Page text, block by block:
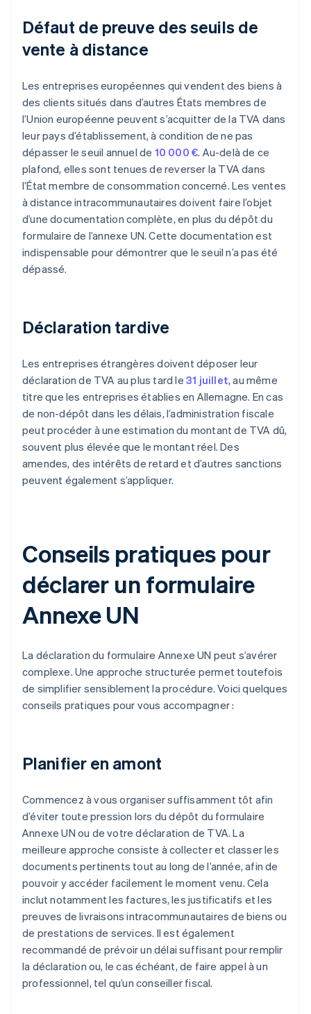
Défaut de preuve des seuils de
vente à distance
Les entreprises européennes qui vendent des biens à
des clients situés dans d’autres États membres de
l’Union européenne peuvent s’acquitter de la TVA dans
leur pays d’établissement, à condition de ne pas
dépasser le seuil annuel de 10 000 €. Au-delà de ce
plafond, elles sont tenues de reverser la TVA dans
l’État membre de consommation concerné. Les ventes
à distance intracommunautaires doivent faire l’objet
d’une documentation complète, en plus du dépôt du
formulaire de l’annexe UN. Cette documentation est
indispensable pour démontrer que le seuil n’a pas été
dépassé.
Déclaration tardive
Les entreprises étrangères doivent déposer leur
déclaration de TVA au plus tard le 31 juillet, au même
titre que les entreprises établies en Allemagne. En cas
de non-dépôt dans les délais, l’administration fiscale
peut procéder à une estimation du montant de TVA dû,
souvent plus élevée que le montant réel. Des
amendes, des intérêts de retard et d’autres sanctions
peuvent également s’appliquer.
Conseils pratiques pour
déclarer un formulaire
Annexe UN
La déclaration du formulaire Annexe UN peut s’avérer
complexe. Une approche structurée permet toutefois
de simplifier sensiblement la procédure. Voici quelques
conseils pratiques pour vous accompagner :
Planifier en amont
Commencez à vous organiser suffisamment tôt afin
d’éviter toute pression lors du dépôt du formulaire
Annexe UN ou de votre déclaration de TVA. La
meilleure approche consiste à collecter et classer les
documents pertinents tout au long de l’année, afin de
pouvoir y accéder facilement le moment venu. Cela
inclut notamment les factures, les justificatifs et les
preuves de livraisons intracommunautaires de biens ou
de prestations de services. Il est également
recommandé de prévoir un délai suffisant pour remplir
la déclaration ou, le cas échéant, de faire appel à un
professionnel, tel qu’un conseiller fiscal.